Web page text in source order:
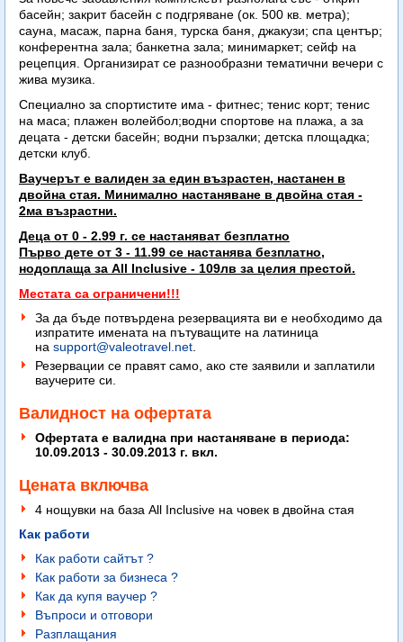
басейн; закрит басейн с подгряване (ок. 500 кв. метра);
сауна, масаж, парна баня, турска баня, джакузи; спа център;
конферентна зала; банкетна зала; минимаркет; сейф на
рецепция. Организират се разнообразни тематични вечери с
жива музика.
Специално за спортистите има - фитнес; тенис корт; тенис
на маса; плажен волейбол;водни спортове на плажа, а за
децата - детски басейн; водни пързалки; детска площадка;
детски клуб.
Ваучерът е валиден за един възрастен, настанен в
двойна стая. Минимално настаняване в двойна стая -
2ма възрастни.
Деца от 0 - 2.99 г. се настаняват безплатно
Първо дете от 3 - 11.99 се настанява безплатно,
нодоплаща за All Inclusive - 109лв за целия престой.
Местата са ограничени!!!
За да бъде потвърдена резервацията ви е необходимо да
изпратите имената на пътуващите на латиница
на support@valeotravel.net
Резервации се правят само, ако сте заявили и заплатили
ваучерите си.
Валидност на офертата
Офертата е валидна при настаняване в периода:
10.09.2013 - 30.09.2013 г. вкл.
Цената включва
4 нощувки на база All Inclusive на човек в двойна стая
Как работи
Как работи сайтът ?
Как работи за бизнеса ?
Как да купя ваучер ?
Въпроси и отговори
Разплащания